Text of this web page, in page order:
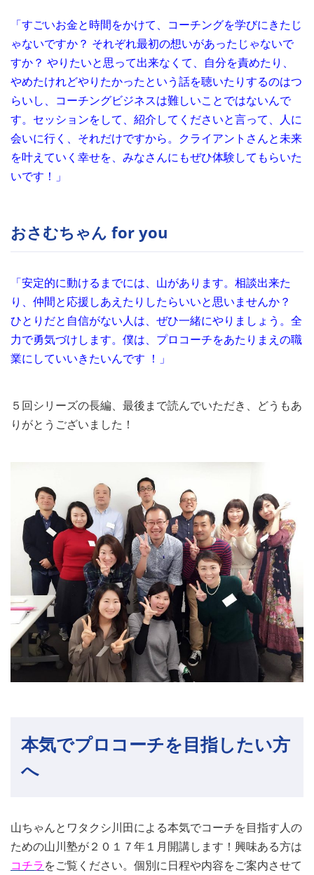
「すごいお金と時間をかけて、コーチングを学びにきたじ
ゃないですか？ それぞれ最初の想いがあったじゃないで
すか？ やりたいと思って出来なくて、自分を責めたり、
やめたけれどやりたかったという話を聴いたりするのはつ
らいし、コーチングビジネスは難しいことではないんで
す。セッションをして、紹介してくださいと言って、人に
会いに行く、それだけですから。クライアントさんと未来
を叶えていく幸せを、みなさんにもぜひ体験してもらいた
いです！」
おさむちゃん for you
「安定的に動けるまでには、山があります。相談出来た
り、仲間と応援しあえたりしたらいいと思いませんか？
ひとりだと自信がない人は、ぜひ一緒にやりましょう。全
力で勇気づけします。僕は、プロコーチをあたりまえの職
業にしていいきたいんです ！」
５回シリーズの長編、最後まで読んでいただき、どうもあ
りがとうございました！
本気でプロコーチを目指したい方
へ
山ちゃんとワタクシ川田による本気でコーチを目指す人の
ための山川塾が２０１７年１月開講します！興味ある方は
コチラをご覧ください。個別に日程や内容をご案内させて